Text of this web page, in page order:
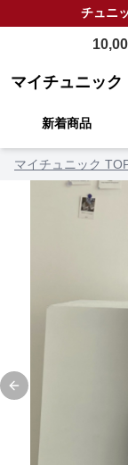
チュニ
マイチュニック
新着商品
マイチュニック
Previous slide